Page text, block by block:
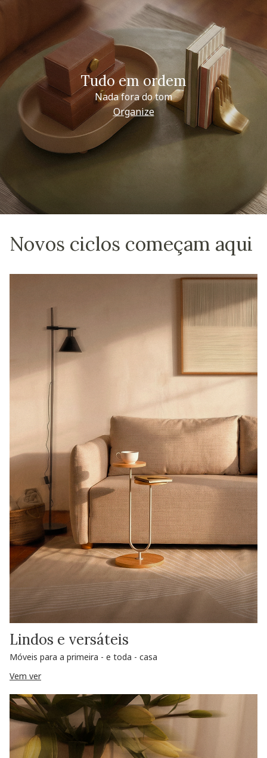
Tudo em ordem
Nada fora do tom
Organize
Novos ciclos começam aqui
Lindos e versáteis
Móveis para a primeira - e toda - casa
Vem ver